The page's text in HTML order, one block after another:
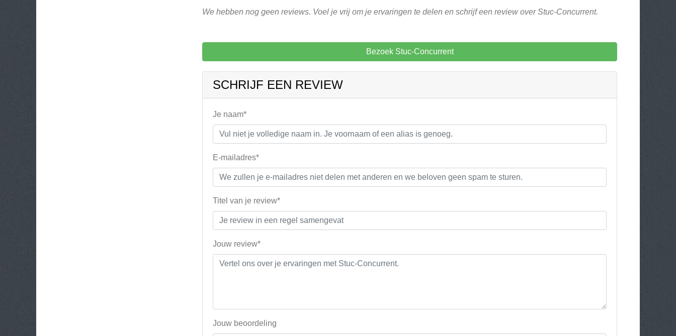
We hebben nog geen reviews. Voel je vrij om je ervaringen te delen en schrijf een review over Stuc-Concurrent.
Bezoek Stuc-Concurrent
SCHRIJF EEN REVIEW
Je naam*
E-mailadres*
Titel van je review*
Jouw review*
Jouw beoordeling